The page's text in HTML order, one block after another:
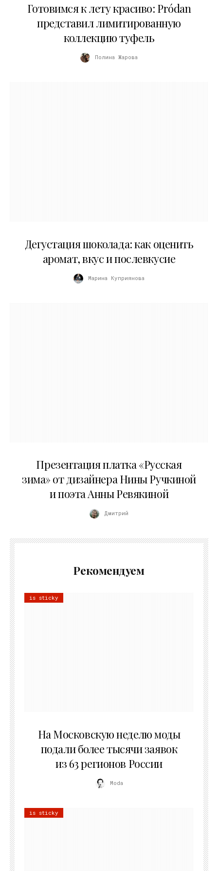
Готовимся к лету красиво: Pródan
представил лимитированную
коллекцию туфель
Полина Жарова
Дегустация шоколада: как оценить
аромат, вкус и послевкусие
Марина Куприянова
Презентация платка «Русская
зима» от дизайнера Нины Ручкиной
и поэта Анны Ревякиной
Дмитрий
Рекомендуем
is sticky
На Московскую неделю моды
подали более тысячи заявок
из 63 регионов России
Moda
is sticky